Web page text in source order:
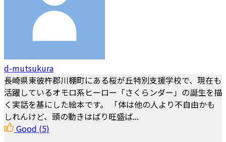
d-mutsukura
長崎県東彼杵郡川棚町にある桜が丘特別支援学校で、現在も
活躍しているオモロ系ヒーロー「さくらンダー」の誕生を描
く実話を基にした絵本です。 「体は他の人より不自由かも
しれんけど、頭の動きはばり旺盛ば...
Good (5)